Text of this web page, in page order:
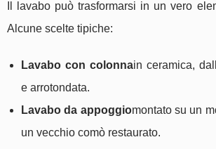
Il lavabo può trasformarsi in un vero
Alcune scelte tipiche:
Lavabo con colonnain ceramica,
e arrotondata.
Lavabo da appoggiomontato su un
un vecchio comò restaurato.